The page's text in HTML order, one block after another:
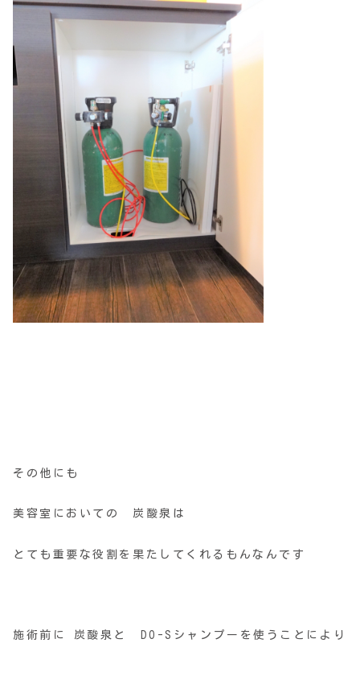
その他にも
美容室においての 炭酸泉は
とても重要な役割を果たしてくれるもんなんです
施術前に 炭酸泉と DO-Sシャンプーを使うことにより